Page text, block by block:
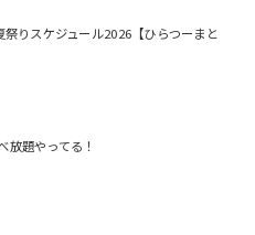
りスケジュール2026【ひらつーまと
放題やってる！